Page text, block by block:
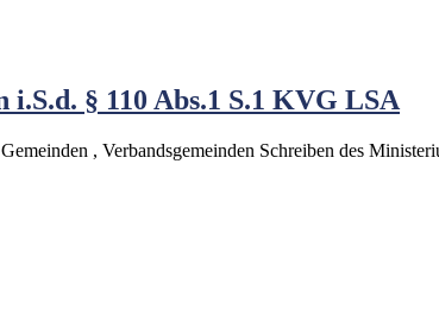
§ 110 Abs.1 S.1 KVG LSA
, Verbandsgemeinden Schreiben des